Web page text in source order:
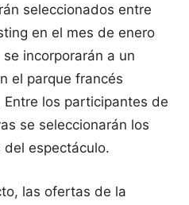
seleccionados entre
en el mes de enero
incorporarán a un
el parque francés
los participantes de
se seleccionarán los
espectáculo.
las ofertas de la